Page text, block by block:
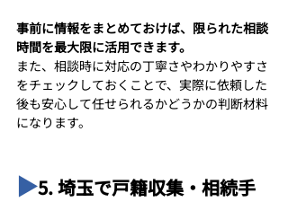
事前に情報をまとめておけば、限られた相談
時間を最大限に活用できます。
また、相談時に対応の丁寧さやわかりやすさ
をチェックしておくことで、実際に依頼した
後も安心して任せられるかどうかの判断材料
になります。
▶︎5. 埼玉で戸籍収集・相続手